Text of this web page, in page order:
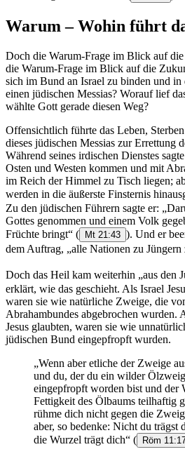
Warum – Wohin führt
Doch die Warum-Frage im Blick auf
die Warum-Frage im Blick auf die
sich im Bund an Israel zu binden und in
einen jüdischen Messias? Worauf lief
wählte Gott gerade diesen Weg?
Offensichtlich führte das Leben,
dieses jüdischen Messias zur
Während seines irdischen Dienstes
Osten und Westen kommen und mit
im Reich der Himmel zu Tisch liegen;
werden in die äußerste Finsternis
Zu den jüdischen Führern sagte er:
Gottes genommen und einem Volk
Früchte bringt“ ( Mt 21:43 ). Und er
dem Auftrag, „alle Nationen zu Jüngern
Doch das Heil kam weiterhin „aus den
erklärt, wie das geschieht. Als Israel
waren sie wie natürliche Zweige, die
Abrahambundes abgebrochen wurden.
Jesus glaubten, waren sie wie
jüdischen Bund eingepfropft wurden.
„Wenn aber etliche der Zweige
und du, der du ein wilder
eingepfropft worden bist und der
Fettigkeit des Ölbaums teilhaftig
rühme dich nicht gegen die
aber, so bedenke: Nicht du trägst
die Wurzel trägt dich“ ( Röm